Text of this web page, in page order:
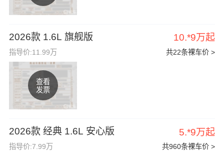
2026款 1.6L 旗舰版 10.*9万起
共22条裸车价 >
指导价:11.99万
查看
发票
2026款 经典 1.6L 安心版 5.*9万起
共960条裸车价 >
指导价:7.99万